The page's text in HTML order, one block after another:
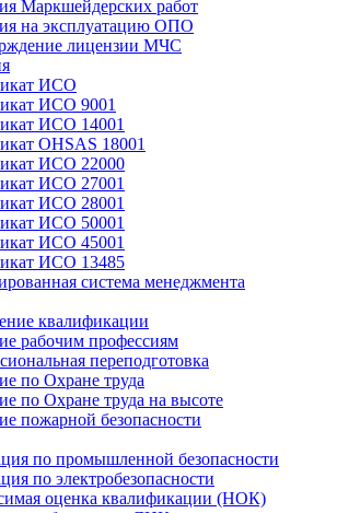
Маркшейдерских работ
на эксплуатацию ОПО
лицензии МЧС
ИСО
ИСО 9001
ИСО 14001
OHSAS 18001
ИСО 22000
ИСО 27001
ИСО 28001
ИСО 50001
ИСО 45001
ИСО 13485
система менеджмента
квалификации
рабочим профессиям
переподготовка
по Охране труда
по Охране труда на высоте
пожарной безопасности
по промышленной безопасности
по электробезопасности
оценка квалификации (НОК)